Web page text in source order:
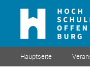
Hauptseite